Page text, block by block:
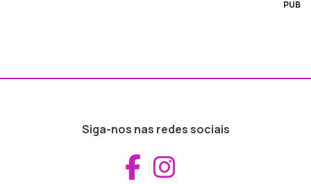
PUB
Siga-nos nas redes sociais
Aceder ao